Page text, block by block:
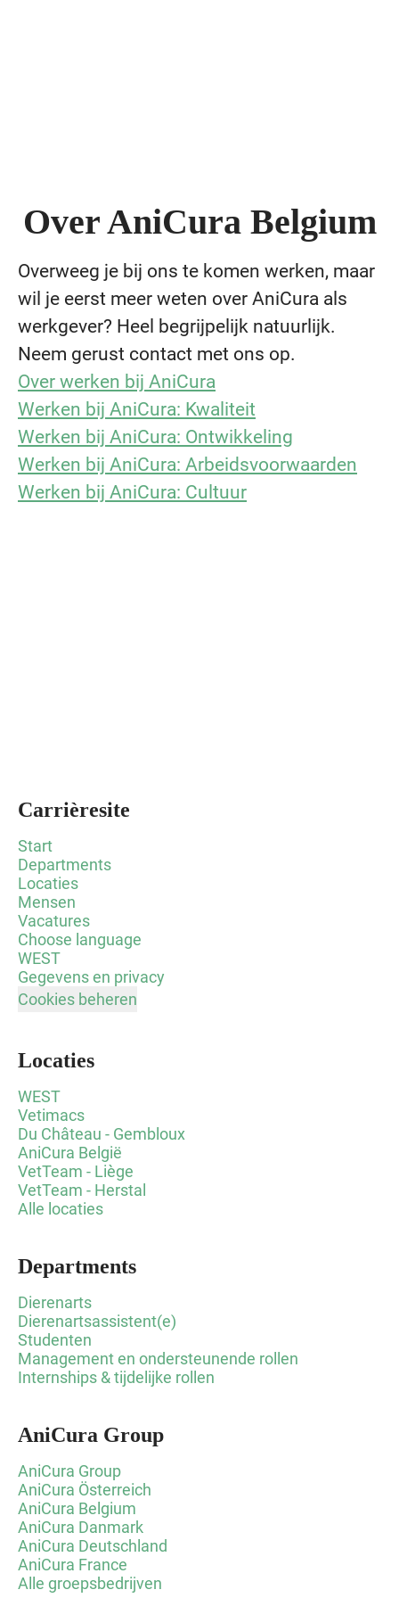
Over AniCura Belgium
Overweeg je bij ons te komen werken, maar
wil je eerst meer weten over AniCura als
werkgever? Heel begrijpelijk natuurlijk.
Neem gerust contact met ons op.
Over werken bij AniCura
Werken bij AniCura: Kwaliteit
Werken bij AniCura: Ontwikkeling
Werken bij AniCura: Arbeidsvoorwaarden
Werken bij AniCura: Cultuur
Carrièresite
Start
Departments
Locaties
Mensen
Vacatures
Choose language
WEST
Gegevens en privacy
Cookies beheren
Locaties
WEST
Vetimacs
Du Château - Gembloux
AniCura België
VetTeam - Liège
VetTeam - Herstal
Alle locaties
Departments
Dierenarts
Dierenartsassistent(e)
Studenten
Management en ondersteunende rollen
Internships & tijdelijke rollen
AniCura Group
AniCura Group
AniCura Österreich
AniCura Belgium
AniCura Danmark
AniCura Deutschland
AniCura France
Alle groepsbedrijven